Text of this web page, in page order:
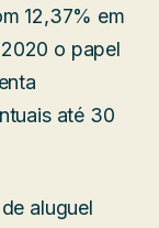
12,37% em
o papel
até 30
aluguel